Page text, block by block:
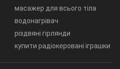
масажер для всього тіла
водонагрівач
різдвяні гірлянди
купити радіокеровані іграшки